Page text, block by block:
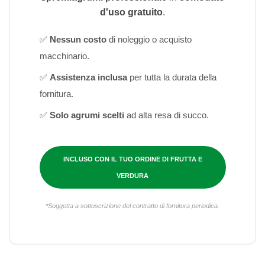
d'uso gratuito.
✅ Nessun costodi noleggio o acquisto
macchinario.
✅ Assistenza inclusaper tutta la durata della
fornitura.
✅ Solo agrumi scelti ad alta resa di succo.
INCLUSO CON IL TUO ORDINE DI FRUTTA E
VERDURA
*Soggetta a sottoscrizione del contratto di fornitura periodica.